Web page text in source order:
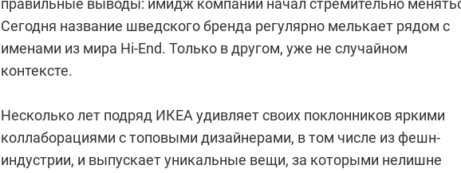
правильные выводы: имидж компании начал стремительно
Сегодня название шведского бренда регулярно мелькает рядом с
именами из мира Hi-End. Только в другом, уже не случайном
контексте.
Несколько лет подряд ИКЕА удивляет своих поклонников яркими
коллаборациями с топовыми дизайнерами, в том числе из фешн-
индустрии, и выпускает уникальные вещи, за которыми нелишне